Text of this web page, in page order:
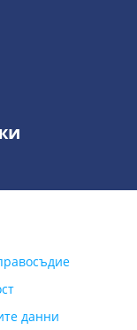
данни